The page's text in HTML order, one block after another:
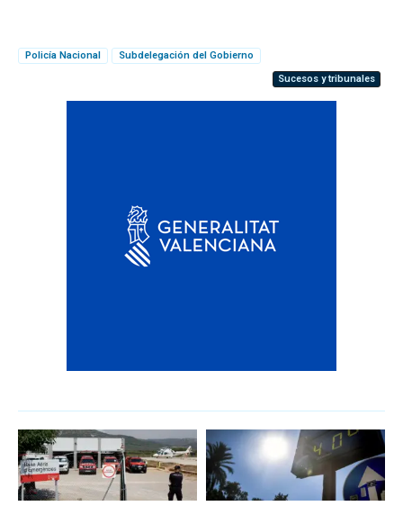
Policía Nacional
Subdelegación del Gobierno
Sucesos y tribunales